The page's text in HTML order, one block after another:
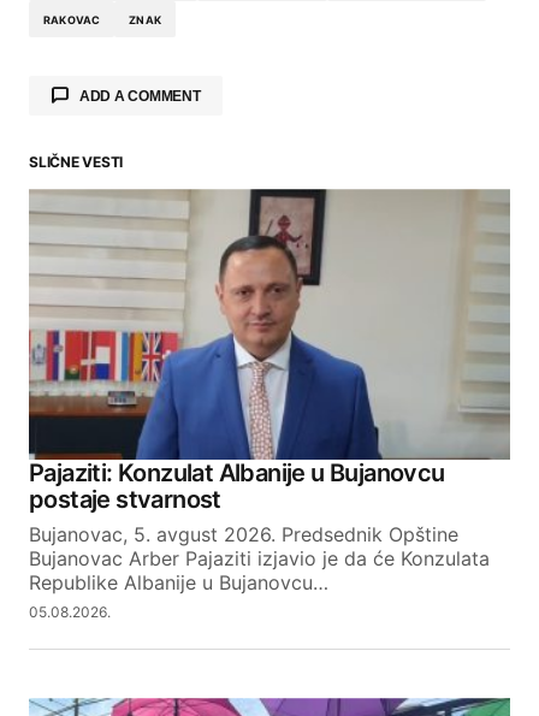
RAKOVAC ZNAK
ADD A COMMENT
Your email address will not be published.
Required fields are marked
Your Name
Your E-mail
SLIČNE VESTI
Pajaziti: Konzulat Albanije u Bujanovcu
postaje stvarnost
Bujanovac, 5. avgust 2026. Predsednik Opštine
Bujanovac Arber Pajaziti izjavio je da će Konzulata
Republike Albanije u Bujanovcu…
05.08.2026.